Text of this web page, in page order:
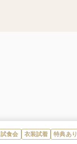
試食会 衣装試着 特典あり